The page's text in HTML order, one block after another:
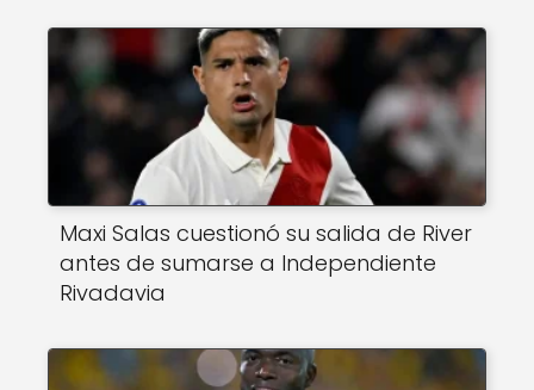
Maxi Salas cuestionó su salida de River
antes de sumarse a Independiente
Rivadavia